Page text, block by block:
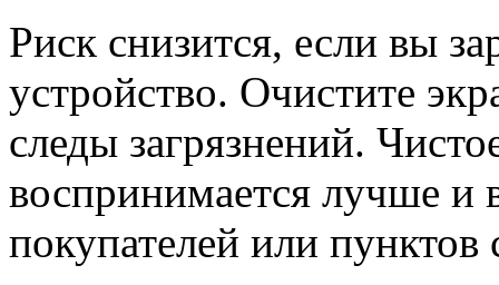
Риск снизится, если вы
устройство. Очистите
следы загрязнений.
воспринимается лучше и
покупателей или пунктов